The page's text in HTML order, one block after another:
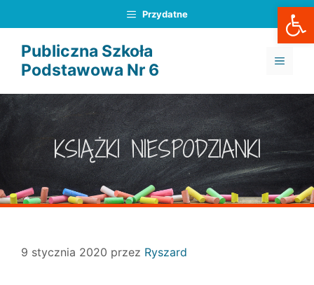
do
treści
Przydatne
Publiczna Szkoła
Podstawowa Nr 6
MENU
KSIĄŻKI NIESPODZIANKI
9 stycznia 2020 przez Ryszard